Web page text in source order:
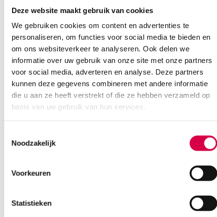
Deze website maakt gebruik van cookies
We gebruiken cookies om content en advertenties te
personaliseren, om functies voor social media te bieden en
om ons websiteverkeer te analyseren. Ook delen we
informatie over uw gebruik van onze site met onze partners
voor social media, adverteren en analyse. Deze partners
kunnen deze gegevens combineren met andere informatie
die u aan ze heeft verstrekt of die ze hebben verzameld op
basis van uw gebruik van hun services.
Noodzakelijk
Voorkeuren
Statistieken
Ook interessant
Heine herbruikbare otoscoop oortip Ø 5.0mm